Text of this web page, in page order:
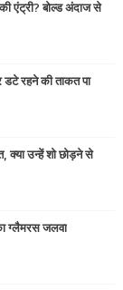
एंट्री? बोल्ड अंदाज से
डटे रहने की ताकत पा
क्या उन्हें शो छोड़ने से
ग्लैमरस जलवा